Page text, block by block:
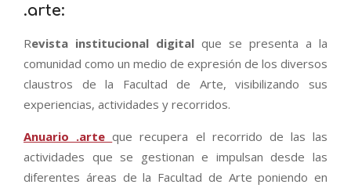
.arte:
Revista institucional digital que se presenta a la
comunidad como un medio de expresión de los diversos
claustros de la Facultad de Arte, visibilizando sus
experiencias, actividades y recorridos.
Anuario .arteque recupera el recorrido de las las
actividades que se gestionan e impulsan desde las
diferentes áreas de la Facultad de Arte poniendo en